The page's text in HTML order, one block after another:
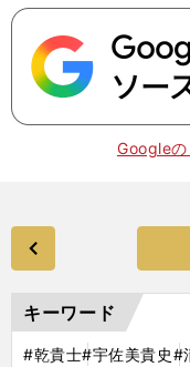
Googleの
キーワード
#乾貴士#宇佐美貴史#